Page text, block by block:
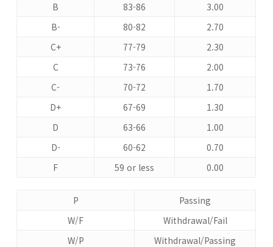
B
83-86
3.00
B-
80-82
2.70
C+
77-79
2.30
C
73-76
2.00
C-
70-72
1.70
D+
67-69
1.30
D
63-66
1.00
D-
60-62
0.70
F
59 or less 0.00
P
Passing
W/F
Withdrawal/Fail
W/P
Withdrawal/Passing